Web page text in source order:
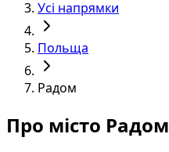
Усі напрямки
Польща
Радом
Про місто Радом